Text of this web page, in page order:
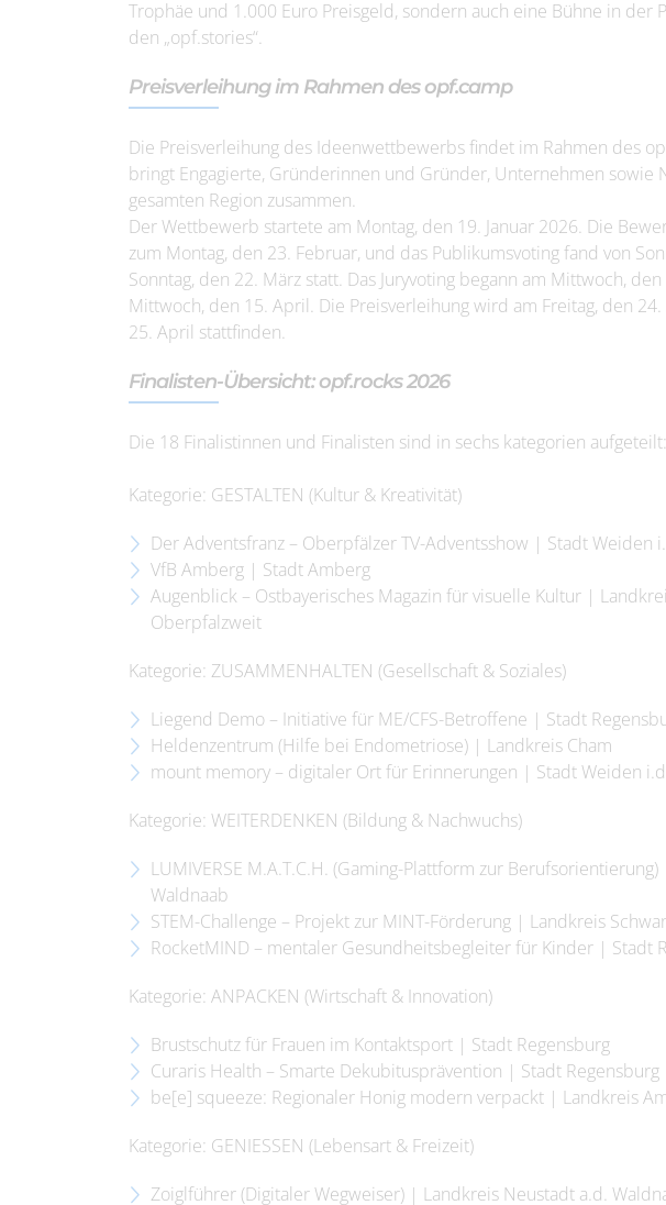
Trophäe und 1.000 Euro Preisgeld, sondern auch eine Bühne in der
den „opf.stories“.
Preisverleihung im Rahmen des opf.camp
Die Preisverleihung des Ideenwettbewerbs findet im Rahmen des
bringt Engagierte, Gründerinnen und Gründer, Unternehmen sowie
gesamten Region zusammen.
Der Wettbewerb startete am Montag, den 19. Januar 2026. Die
zum Montag, den 23. Februar, und das Publikumsvoting fand von
Sonntag, den 22. März statt. Das Juryvoting begann am Mittwoch,
Mittwoch, den 15. April. Die Preisverleihung wird am Freitag, den
25. April stattfinden.
Finalisten-Übersicht: opf.rocks 2026
Die 18 Finalistinnen und Finalisten sind in sechs kategorien aufgeteilt:
Kategorie: GESTALTEN (Kultur & Kreativität)
Der Adventsfranz – Oberpfälzer TV-Adventsshow | Stadt Weiden
VfB Amberg | Stadt Amberg
Augenblick – Ostbayerisches Magazin für visuelle Kultur |
Oberpfalzweit
Kategorie: ZUSAMMENHALTEN (Gesellschaft & Soziales)
Liegend Demo – Initiative für ME/CFS-Betroffene | Stadt
Heldenzentrum (Hilfe bei Endometriose) | Landkreis Cham
mount memory – digitaler Ort für Erinnerungen | Stadt Weiden
Kategorie: WEITERDENKEN (Bildung & Nachwuchs)
LUMIVERSE M.A.T.C.H. (Gaming-Plattform zur
Waldnaab
STEM-Challenge – Projekt zur MINT-Förderung | Landkreis
RocketMIND – mentaler Gesundheitsbegleiter für Kinder | Stadt
Kategorie: ANPACKEN (Wirtschaft & Innovation)
Brustschutz für Frauen im Kontaktsport | Stadt Regensburg
Curaris Health – Smarte Dekubitusprävention | Stadt Regensburg
be[e] squeeze: Regionaler Honig modern verpackt | Landkreis
Kategorie: GENIESSEN (Lebensart & Freizeit)
Zoiglführer (Digitaler Wegweiser) | Landkreis Neustadt a.d.